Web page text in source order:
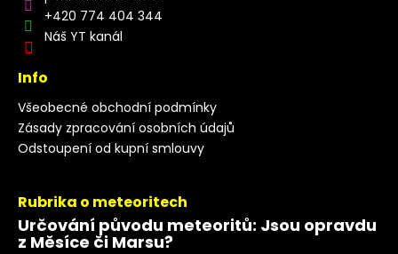
+420 774 404 344
Náš YT kanál
Info
Všeobecné obchodní podmínky
Zásady zpracování osobních údajů
Odstoupení od kupní smlouvy
Rubrika o meteoritech
Určování původu meteoritů: Jsou opravdu
z Měsíce či Marsu?